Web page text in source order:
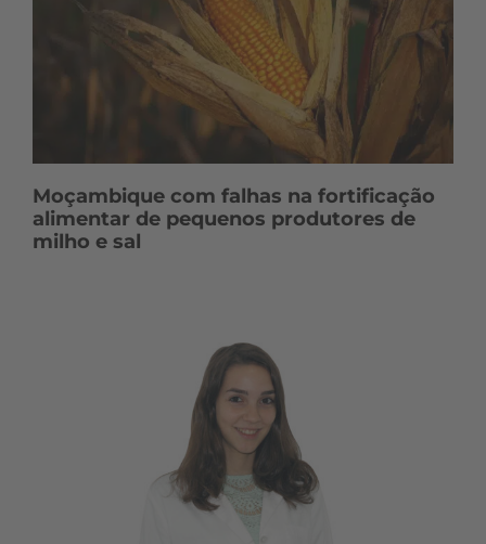
Moçambique com falhas na fortificação
alimentar de pequenos produtores de
milho e sal